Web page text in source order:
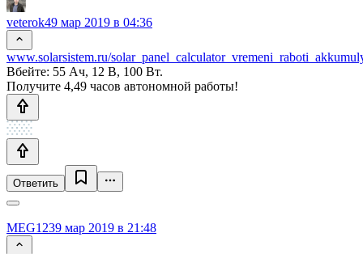
veterok49 мар 2019 в 04:36
www.solarsistem.ru/
Вбейте: 55 Ач, 12 В, 100 Вт.
Получите 4,49 часов автономной работы!
Ответить
MEG1239 мар 2019 в 21:48